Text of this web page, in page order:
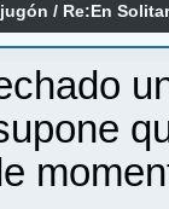
/ Re:En